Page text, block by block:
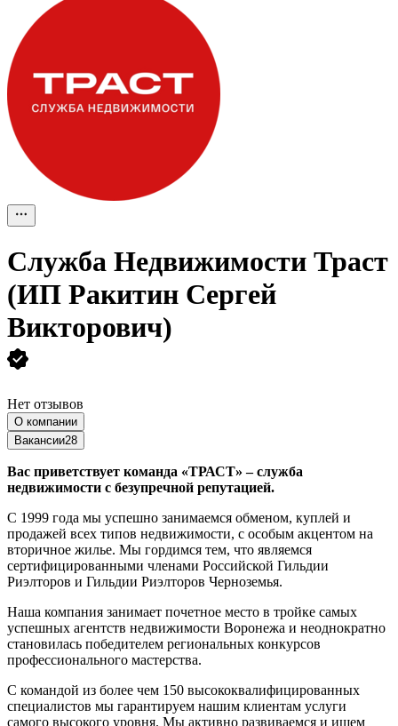
Служба Недвижимости Траст
(ИП Ракитин Сергей
Викторович)
Нет отзывов
О компании
Вакансии28
Вас приветствует команда «ТРАСТ» – служба
недвижимости с безупречной репутацией.
С 1999 года мы успешно занимаемся обменом, куплей и
продажей всех типов недвижимости, с особым акцентом на
вторичное жилье. Мы гордимся тем, что являемся
сертифицированными членами Российской Гильдии
Риэлторов и Гильдии Риэлторов Черноземья.
Наша компания занимает почетное место в тройке самых
успешных агентств недвижимости Воронежа и неоднократно
становилась победителем региональных конкурсов
профессионального мастерства.
С командой из более чем 150 высококвалифицированных
специалистов мы гарантируем нашим клиентам услуги
самого высокого уровня. Мы активно развиваемся и ищем